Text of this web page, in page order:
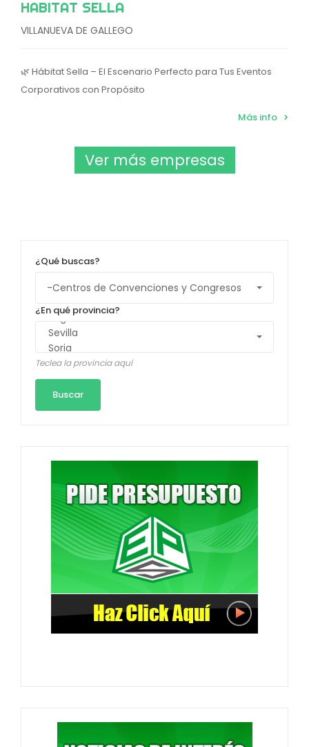
HABITAT SELLA
VILLANUEVA DE GALLEGO
🌿 Hábitat Sella – El Escenario Perfecto para Tus Eventos
Corporativos con Propósito
Más info
Ver más empresas
¿Qué buscas?
¿En qué provincia?
Teclea la provincia aquí